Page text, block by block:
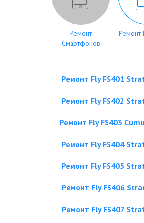
Ремонт
Смартфонов
Ремонт
Ремонт Fly FS401
Ремонт Fly FS402
Ремонт Fly FS403
Ремонт Fly FS404
Ремонт Fly FS405
Ремонт Fly FS406
Ремонт Fly FS407